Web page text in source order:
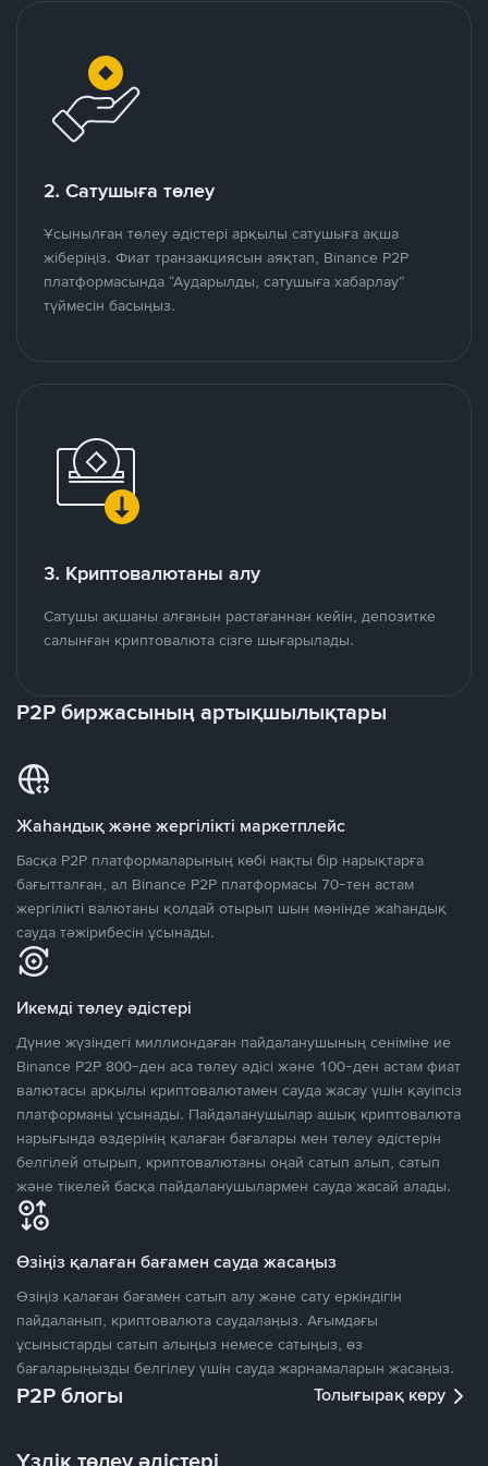
2. Сатушыға төлеу
Ұсынылған төлеу әдістері арқылы сатушыға ақша
жіберіңіз. Фиат транзакциясын аяқтап, Binance P2P
платформасында “Аударылды, сатушыға хабарлау”
түймесін басыңыз.
3. Криптовалютаны алу
Сатушы ақшаны алғанын растағаннан кейін, депозитке
салынған криптовалюта сізге шығарылады.
P2P биржасының артықшылықтары
Жаһандық және жергілікті маркетплейс
Басқа P2P платформаларының көбі нақты бір нарықтарға
бағытталған, ал Binance P2P платформасы 70-тен астам
жергілікті валютаны қолдай отырып шын мәнінде жаһандық
сауда тәжірибесін ұсынады.
Икемді төлеу әдістері
Дүние жүзіндегі миллиондаған пайдаланушының сеніміне ие
Binance P2P 800-ден аса төлеу әдісі және 100-ден астам фиат
валютасы арқылы криптовалютамен сауда жасау үшін қауіпсіз
платформаны ұсынады. Пайдаланушылар ашық криптовалюта
нарығында өздерінің қалаған бағалары мен төлеу әдістерін
белгілей отырып, криптовалютаны оңай сатып алып, сатып
және тікелей басқа пайдаланушылармен сауда жасай алады.
Өзіңіз қалаған бағамен сауда жасаңыз
Өзіңіз қалаған бағамен сатып алу және сату еркіндігін
пайдаланып, криптовалюта саудалаңыз. Ағымдағы
ұсыныстарды сатып алыңыз немесе сатыңыз, өз
бағаларыңызды белгілеу үшін сауда жарнамаларын жасаңыз.
P2P блогы Толығырақ көру